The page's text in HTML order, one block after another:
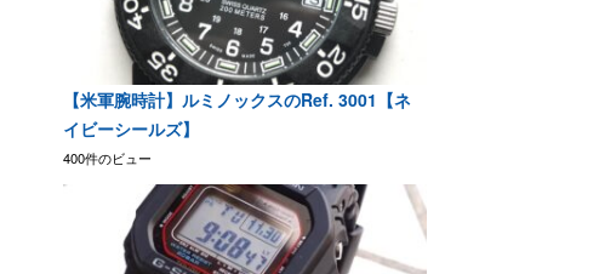
【米軍腕時計】ルミノックスのRef. 3001【ネ
イビーシールズ】
400件のビュー